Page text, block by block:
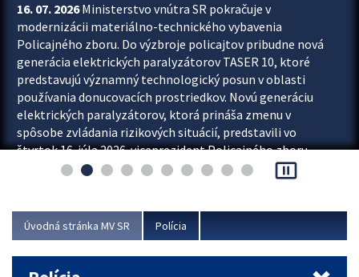
16. 07. 2026Ministerstvo vnútra SR pokračuje v
modernizácii materiálno-technického vybavenia
Policajného zboru. Do výzbroje policajtov pribudne nová
generácia elektrických paralyzátorov TASER 10, ktoré
predstavujú významný technologický posun v oblasti
používania donucovacích prostriedkov. Novú generáciu
elektrických paralyzátorov, ktorá prináša zmenu v
spôsobe zvládania rizikových situácií, predstavili vo
štvrtok 16. júla 2026 viceprezident Policajného zboru
Rastislav Polakovič a riaditeľ odboru výcviku...
pause_presentation
Úvodná stránka MV SR Polícia